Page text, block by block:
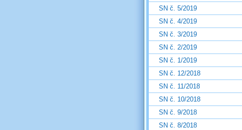
SN č. 5/2019
SN č. 4/2019
SN č. 3/2019
SN č. 2/2019
SN č. 1/2019
SN č. 12/2018
SN č. 11/2018
SN č. 10/2018
SN č. 9/2018
SN č. 8/2018